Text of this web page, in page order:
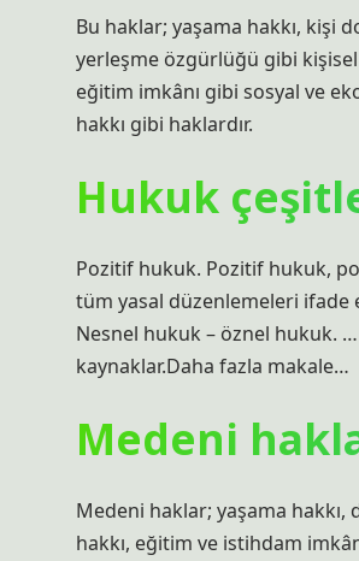
Bu haklar; yaşama hakkı, kişi
yerleşme özgürlüğü gibi
eğitim imkânı gibi sosyal ve
hakkı gibi haklardır.
Hukuk
Pozitif hukuk. Pozitif hukuk,
tüm yasal düzenlemeleri
Nesnel hukuk – öznel hukuk.
kaynaklar.Daha fazla makale…
Medeni
Medeni haklar; yaşama hakkı,
hakkı, eğitim ve istihdam